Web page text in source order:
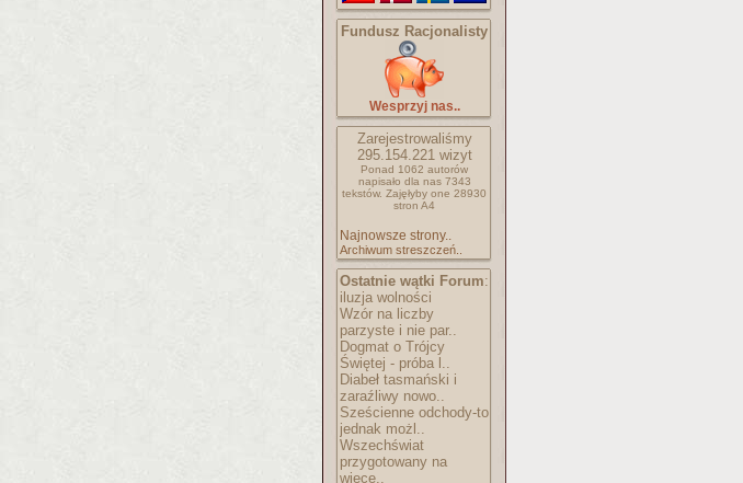
Fundusz Racjonalisty
Wesprzyj nas..
Zarejestrowaliśmy
295.154.221wizyt
Ponad 1062 autorów
napisało dla nas 7343
tekstów. Zajęłyby one 28930
stron A4
Najnowsze strony..
Archiwum streszczeń..
Ostatnie wątki Forum:
iluzja wolności
Wzór na liczby
parzyste i nie par..
Dogmat o Trójcy
Świętej - próba l..
Diabeł tasmański i
zaraźliwy nowo..
Sześcienne odchody-to
jednak możl..
Wszechświat
przygotowany na
więce..